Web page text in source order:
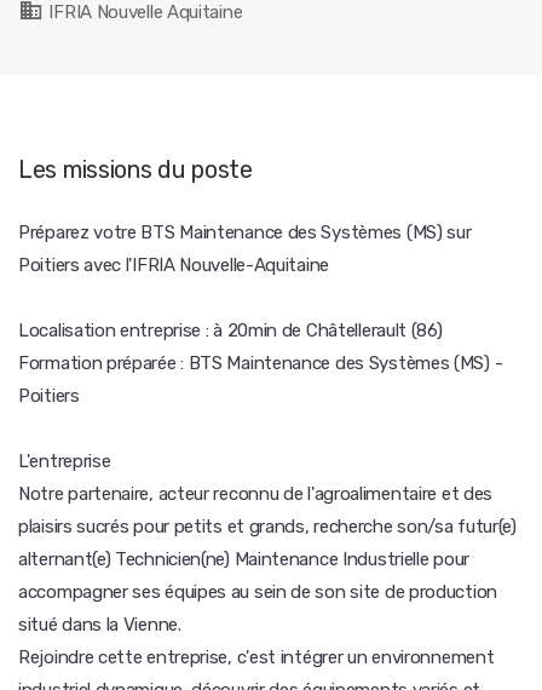
IFRIA Nouvelle Aquitaine
Les missions du poste
Préparez votre BTS Maintenance des Systèmes (MS) sur
Poitiers avec l'IFRIA Nouvelle-Aquitaine
Localisation entreprise : à 20min de Châtellerault (86)
Formation préparée : BTS Maintenance des Systèmes (MS) -
Poitiers
L'entreprise
Notre partenaire, acteur reconnu de l'agroalimentaire et des
plaisirs sucrés pour petits et grands, recherche son/sa futur(e)
alternant(e) Technicien(ne) Maintenance Industrielle pour
accompagner ses équipes au sein de son site de production
situé dans la Vienne.
Rejoindre cette entreprise, c'est intégrer un environnement